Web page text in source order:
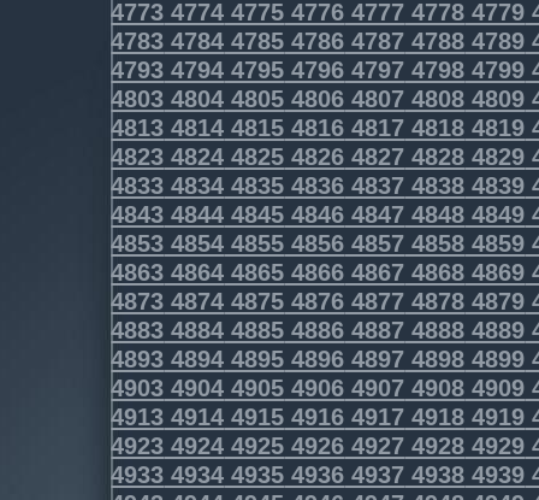
4773 4774 4775 4776 4777 4778 4779
4783 4784 4785 4786 4787 4788 4789
4793 4794 4795 4796 4797 4798 4799
4803 4804 4805 4806 4807 4808 4809
4813 4814 4815 4816 4817 4818 4819
4823 4824 4825 4826 4827 4828 4829
4833 4834 4835 4836 4837 4838 4839
4843 4844 4845 4846 4847 4848 4849
4853 4854 4855 4856 4857 4858 4859
4863 4864 4865 4866 4867 4868 4869
4873 4874 4875 4876 4877 4878 4879
4883 4884 4885 4886 4887 4888 4889
4893 4894 4895 4896 4897 4898 4899
4903 4904 4905 4906 4907 4908 4909
4913 4914 4915 4916 4917 4918 4919
4923 4924 4925 4926 4927 4928 4929
4933 4934 4935 4936 4937 4938 4939